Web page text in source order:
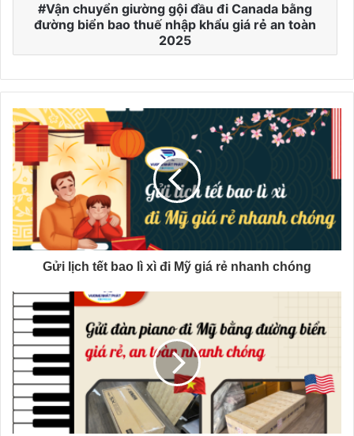
Vận chuyển giường gội đầu đi Canada bằng
đường biển bao thuế nhập khẩu giá rẻ an toàn
2025
Gửi lịch tết bao lì xì đi Mỹ giá rẻ nhanh chóng